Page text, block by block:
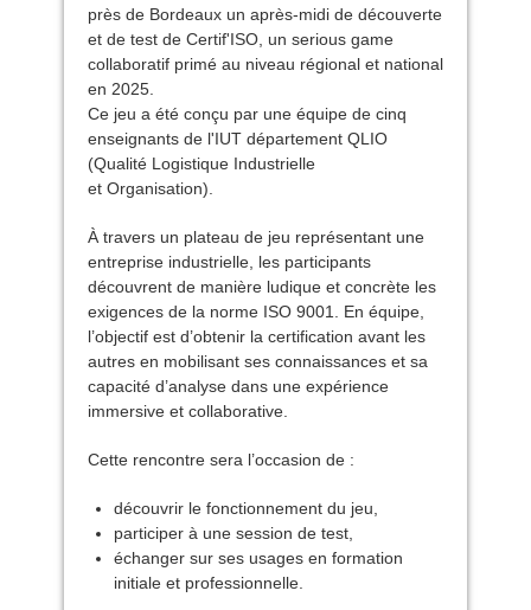
près de Bordeaux un après-midi de découverte
et de test de Certif'ISO , un serious game
collaboratif primé au niveau régional et national
en 2025.
Ce jeu a été conçu par une équipe de cinq
enseignants de l'IUT département QLIO
(Qualité Logistique Industrielle
et Organisation).
À travers un plateau de jeu représentant une
entreprise industrielle, les participants
découvrent de manière ludique et concrète les
exigences de la norme ISO 9001. En équipe,
l’objectif est d’obtenir la certification avant les
autres en mobilisant ses connaissances et sa
capacité d’analyse dans une expérience
immersive et collaborative.
Cette rencontre sera l’occasion de :
découvrir le fonctionnement du jeu,
participer à une session de test,
échanger sur ses usages en formation
initiale et professionnelle.